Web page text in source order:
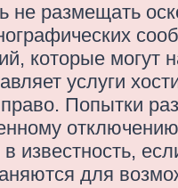
не размещать
которые могут
услуги
Попытки
в известность,
для